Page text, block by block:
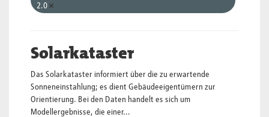
2.0
Solarkataster
Das Solarkataster informiert über die zu erwartende
Sonneneinstahlung; es dient Gebäudeeigentümern zur
Orientierung. Bei den Daten handelt es sich um
Modellergebnisse, die einer...